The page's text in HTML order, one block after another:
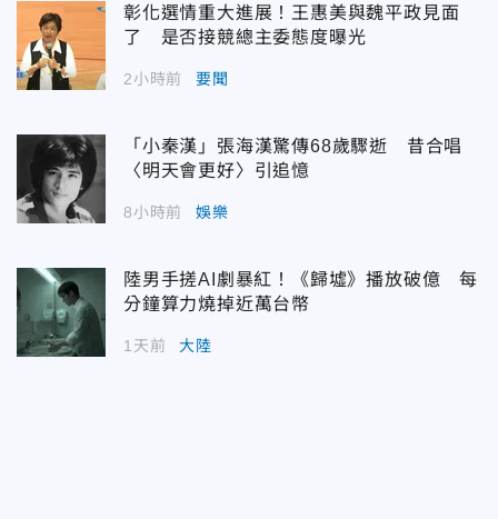
彰化選情重大進展！王惠美與魏平政見面
了 是否接競總主委態度曝光
2小時前 要聞
「小秦漢」張海漢驚傳68歲驟逝 昔合唱
〈明天會更好〉引追憶
8小時前 娛樂
陸男手搓AI劇暴紅！《歸墟》播放破億 每
分鐘算力燒掉近萬台幣
1天前 大陸